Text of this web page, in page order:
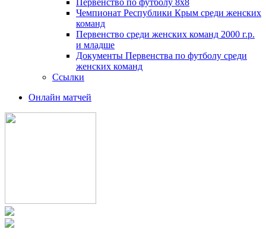
Первенство по футболу 8х8
Чемпионат Республики Крым среди женских
команд
Первенство среди женских команд 2000 г.р.
и младше
Документы Первенства по футболу среди
женских команд
Ссылки
Онлайн матчей